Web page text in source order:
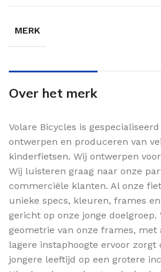
MERK
Over het merk
Volare Bicycles is
ontwerpen en produceren van
kinderfietsen. Wij ontwerpen
Wij luisteren graag naar onze
commerciële klanten. Al onze
unieke specs, kleuren, frames
gericht op onze jonge doelgroep.
geometrie van onze frames,
lagere instaphoogte ervoor zorgt
jongere leeftijd op een grotere